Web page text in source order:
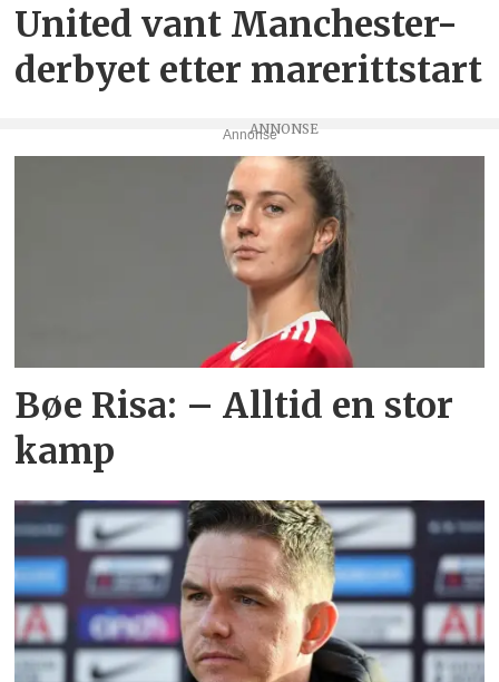
United vant Manchester-
derbyet etter marerittstart
Annonse
Bøe Risa: – Alltid en stor
kamp